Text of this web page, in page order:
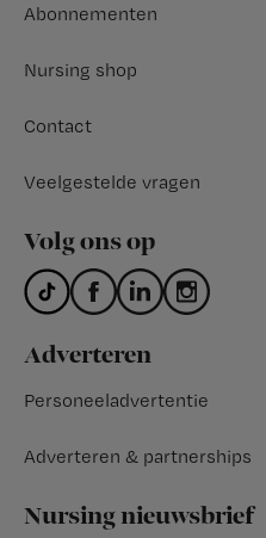
Abonnementen
Nursing shop
Contact
Veelgestelde vragen
Volg ons op
Adverteren
Personeeladvertentie
Adverteren & partnerships
Nursing nieuwsbrief